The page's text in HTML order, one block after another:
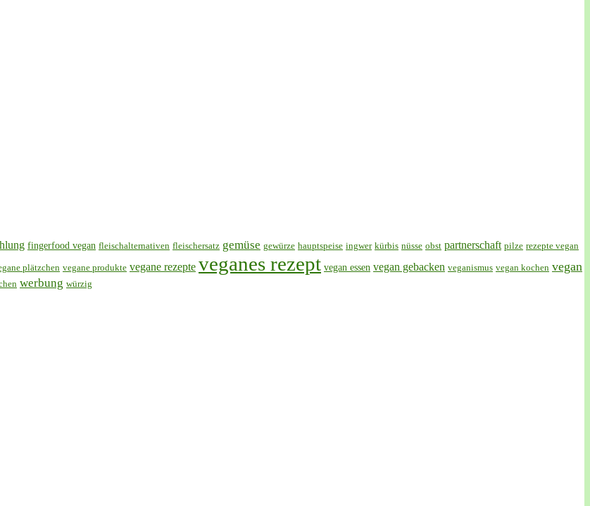
fingerfood vegan fleischalternativen fleischersatz gemüse gewürze hauptspeise ingwer kürbis nüsse obst partnerschaft pilze rezepte vegan
plätzchen vegane produkte vegane rezepte veganes rezept vegan essen vegan gebacken veganismus vegan kochen vegan
werbung würzig